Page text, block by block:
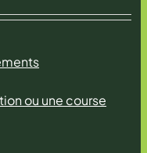
ou une course